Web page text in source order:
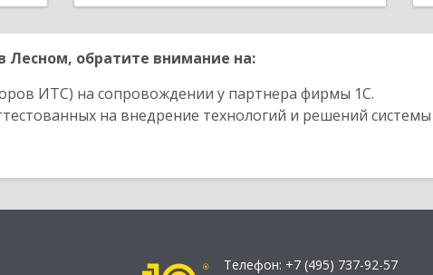
обратите внимание на:
ИТС) на сопровождении у партнера фирмы 1С.
на внедрение технологий и решений
Телефон: +7 (495) 737-92-57